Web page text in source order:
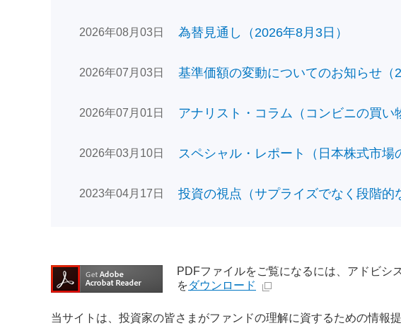
2026年08月03日 為替見通し（2026年8月3日）
2026年07月03日 基準価額の変動についてのお知らせ（
2026年07月01日 アナリスト・コラム（コンビニの買い
2026年03月10日 スペシャル・レポート（日本株式市場
2023年04月17日 投資の視点（サプライズでなく段階的
PDFファイルをご覧になるには、アドビシ
をダウンロード
当サイトは、投資家の皆さまがファンドの理解に資するための情報